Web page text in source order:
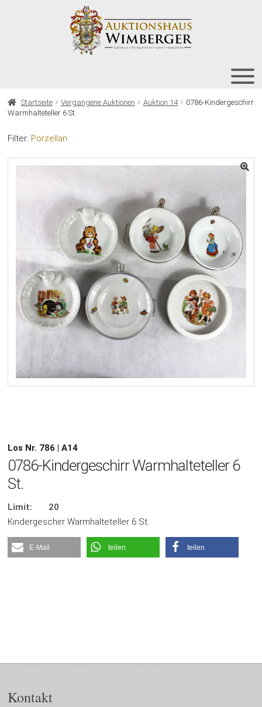
HOME
ÜBER UNS
KONTAKT
NEWSLETTER
Startseite Vergangene Auktionen Auktion 14
0786-Kindergeschirr
Warmhalteteller 6 St.
Filter: Porzellan
Los Nr. 786 | A14
0786-Kindergeschirr Warmhalteteller 6
St.
Limit:
20
Kindergeschirr Warmhalteteller 6 St.
E-Mail teilen teilen
Kontakt